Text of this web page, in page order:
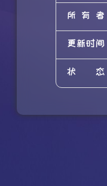
所有者
更新时间
状态